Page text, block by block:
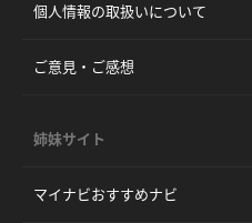
個人情報の取扱いについて
ご意見・ご感想
姉妹サイト
マイナビおすすめナビ